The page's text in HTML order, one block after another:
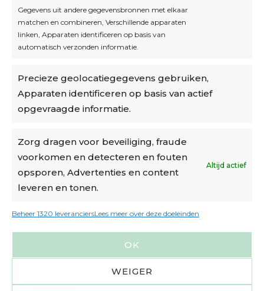
Gegevens uit andere gegevensbronnen met elkaar
matchen en combineren, Verschillende apparaten
linken, Apparaten identificeren op basis van
automatisch verzonden informatie.
Precieze geolocatiegegevens gebruiken,
Apparaten identificeren op basis van actief
opgevraagde informatie.
Zorg dragen voor beveiliging, fraude
voorkomen en detecteren en fouten
opsporen, Advertenties en content
leveren en tonen.
Altijd actief
Beheer 1320 leveranciersLees meer over deze doeleinden
OK
WEIGER
Algemene voorwaarden
Cookiebeleid
Accountinstellingen
Verzending
€6,50-€7,50 via Bpost